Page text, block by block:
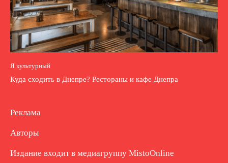
Я культурный
Куда сходить в Днепре? Рестораны и кафе Днепра
Реклама
Авторы
Издание входит в медиагруппу MistoOnline